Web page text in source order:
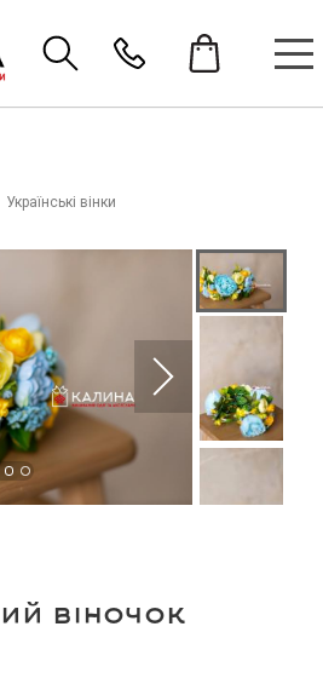
Українські вінки
віночок